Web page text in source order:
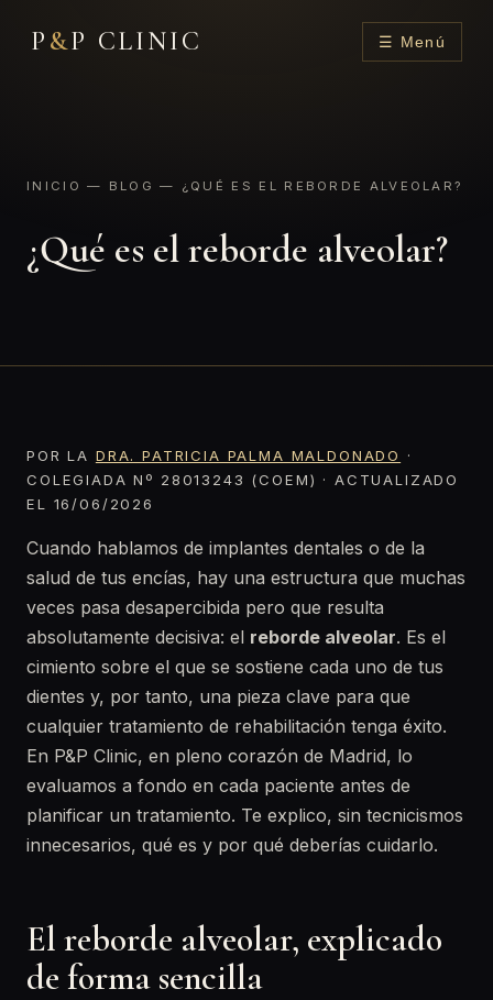
P &P CLINIC ☰ Menú
INICIO — BLOG — ¿QUÉ ES EL REBORDE ALVEOLAR?
¿Qué es el reborde alveolar?
POR LA DRA. PATRICIA PALMA MALDONADO
·
COLEGIADA Nº 28013243 (COEM) · ACTUALIZADO
EL 16/06/2026
Cuando hablamos de implantes dentales o de la
salud de tus encías, hay una estructura que muchas
veces pasa desapercibida pero que resulta
absolutamente decisiva: el reborde alveolar. Es el
cimiento sobre el que se sostiene cada uno de tus
dientes y, por tanto, una pieza clave para que
cualquier tratamiento de rehabilitación tenga éxito.
En P&P Clinic, en pleno corazón de Madrid, lo
evaluamos a fondo en cada paciente antes de
planificar un tratamiento. Te explico, sin tecnicismos
innecesarios, qué es y por qué deberías cuidarlo.
El reborde alveolar, explicado
de forma sencilla